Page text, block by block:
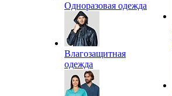
Одноразовая одежда
Влагозащитная
одежда